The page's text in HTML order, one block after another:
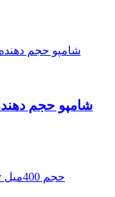
شامپو حجم